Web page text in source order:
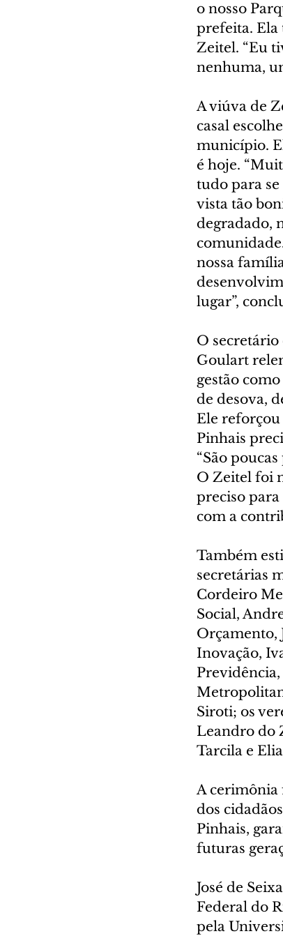
o nosso
prefeita. Ela
Zeitel. “Eu
nenhuma,
A viúva de
casal
município.
é hoje.
tudo para
vista tão
degradado,
nossa
lugar”,
O
Goulart
gestão
de desova,
Ele reforçou
Pinhais
“São
O Zeitel foi
preciso
com a
Também
secretárias
Cordeiro
Social,
Orçamento,
Inovação,
Siroti; os
Leandro do
Tarcila e
A cerimônia
dos
Pinhais,
futuras
José de
Federal do
pela